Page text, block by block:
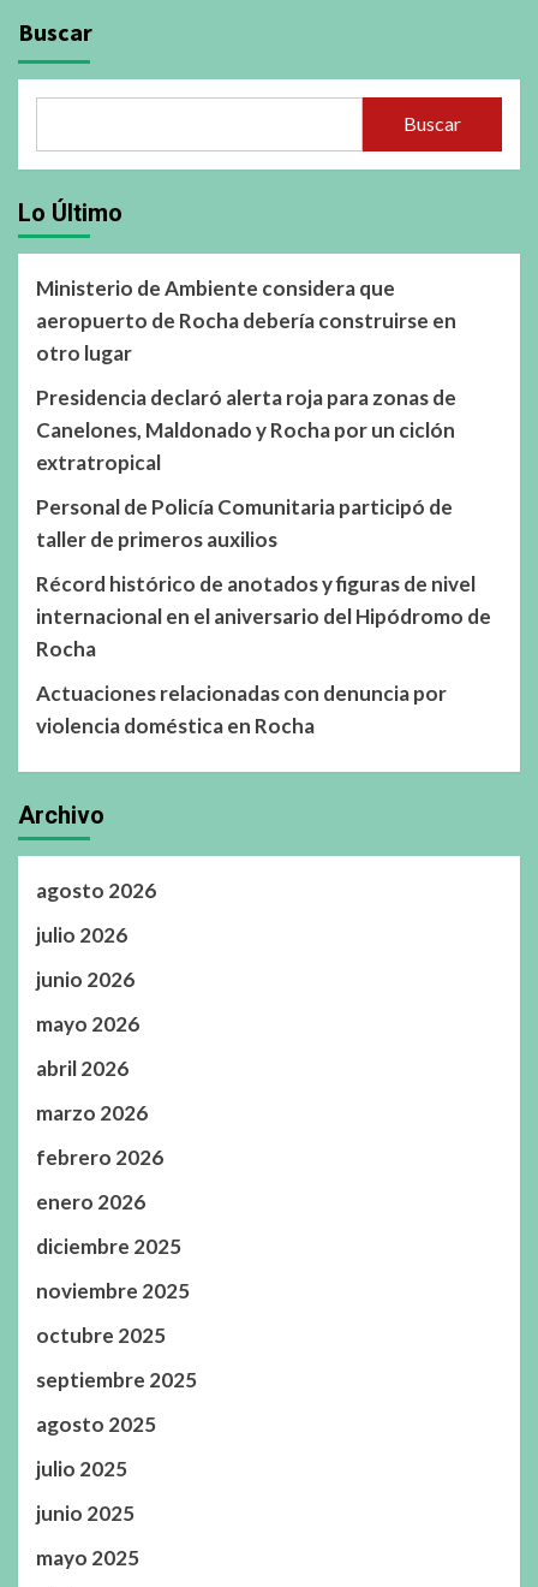
Buscar
Buscar
Lo Último
Ministerio de Ambiente considera que
aeropuerto de Rocha debería construirse en
otro lugar
Presidencia declaró alerta roja para zonas de
Canelones, Maldonado y Rocha por un ciclón
extratropical
Personal de Policía Comunitaria participó de
taller de primeros auxilios
Récord histórico de anotados y figuras de nivel
internacional en el aniversario del Hipódromo de
Rocha
Actuaciones relacionadas con denuncia por
violencia doméstica en Rocha
Archivo
agosto 2026
julio 2026
junio 2026
mayo 2026
abril 2026
marzo 2026
febrero 2026
enero 2026
diciembre 2025
noviembre 2025
octubre 2025
septiembre 2025
agosto 2025
julio 2025
junio 2025
mayo 2025